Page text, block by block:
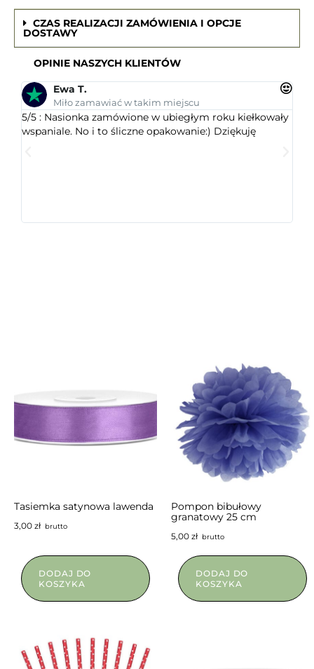
CZAS REALIZACJI ZAMÓWIENIA I OPCJE
DOSTAWY
OPINIE NASZYCH KLIENTÓW
Ewa T.
Miło zamawiać w takim miejscu
5/5 : Nasionka zamówione w ubiegłym roku kiełkowały
wspaniale. No i to śliczne opakowanie:) Dziękuję
Tasiemka satynowa lawenda
3,00 złbrutto
DODAJ DO
KOSZYKA
Pompon bibułowy
granatowy 25 cm
5,00 złbrutto
DODAJ DO
KOSZYKA